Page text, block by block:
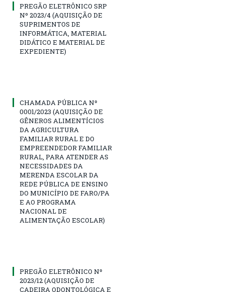
PREGÃO ELETRÔNICO SRP
Nº 2023/4 (AQUISIÇÃO DE
SUPRIMENTOS DE
INFORMÁTICA, MATERIAL
DIDÁTICO E MATERIAL DE
EXPEDIENTE)
CHAMADA PÚBLICA Nº
0001/2023 (AQUISIÇÃO DE
GÊNEROS ALIMENTÍCIOS
DA AGRICULTURA
FAMILIAR RURAL E DO
EMPREENDEDOR FAMILIAR
RURAL, PARA ATENDER AS
NECESSIDADES DA
MERENDA ESCOLAR DA
REDE PÚBLICA DE ENSINO
DO MUNICÍPIO DE FARO/PA
E AO PROGRAMA
NACIONAL DE
ALIMENTAÇÃO ESCOLAR)
PREGÃO ELETRÔNICO Nº
2023/12 (AQUISIÇÃO DE
CADEIRA ODONTOLÓGICA E